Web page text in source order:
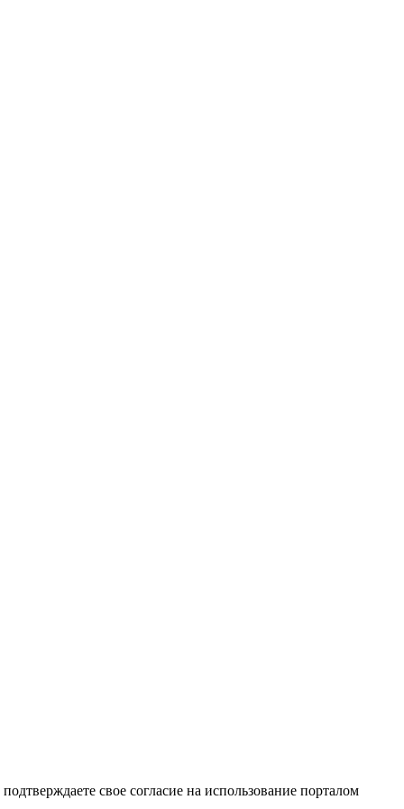
свое согласие на использование порталом